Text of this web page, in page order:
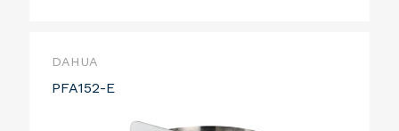
DAHUA
PFA152-E